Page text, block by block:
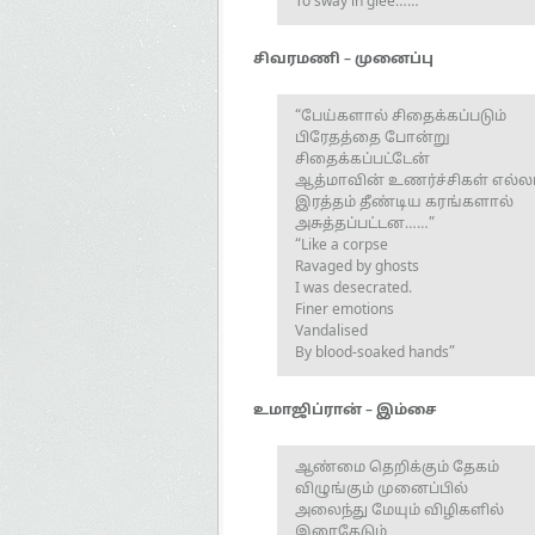
சிவரமணி – முனைப்பு
“பேய்களால் சிதைக்கப்படும்
பிரேதத்தை போன்று
சிதைக்கப்பட்டேன்
ஆத்மாவின் உணர்ச்சிகள்
இரத்தம் தீண்டிய கரங்களால்
அசுத்தப்பட்டன……”
“Like a corpse
Ravaged by ghosts
I was desecrated.
Finer emotions
Vandalised
By blood-soaked hands”
உமாஜிப்ரான் – இம்சை
ஆண்மை தெறிக்கும் தேகம்
விழுங்கும் முனைப்பில்
அலைந்து மேயும் விழிகளில்